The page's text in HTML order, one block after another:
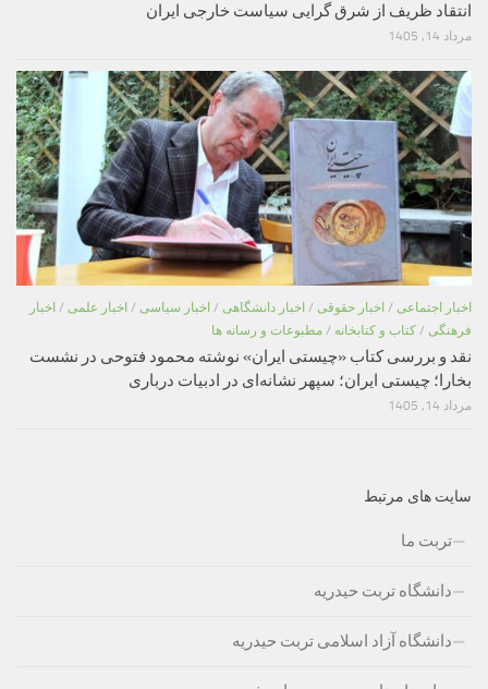
انتقاد ظریف از شرق گرایی سیاست خارجی ایران
مرداد 14, 1405
اخبار اجتماعی / اخبار حقوقی / اخبار دانشگاهی / اخبار سیاسی / اخبار علمی / اخبار
فرهنگی / کتاب و کتابخانه / مطبوعات و رسانه ها
نقد و بررسی کتاب «چیستی ایران» نوشته محمود فتوحی در نشست
بخارا؛ چیستی ایران؛ سپهر نشانه‌ای در ادبیات درباری
مرداد 14, 1405
سایت های مرتبط
تربت ما
دانشگاه تربت حیدریه
دانشگاه آزاد اسلامی تربت حیدریه